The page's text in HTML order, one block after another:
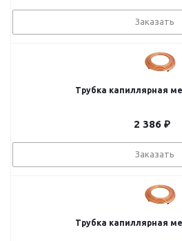
Заказать
Трубка капиллярная
2 386 ₽
Заказать
Трубка капиллярная